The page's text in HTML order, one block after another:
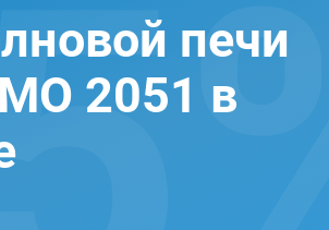
печи
2051 в